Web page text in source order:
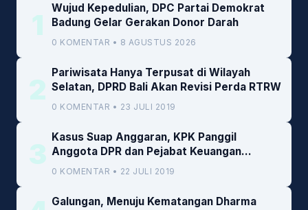
1
Wujud Kepedulian, DPC Partai Demokrat
Badung Gelar Gerakan Donor Darah
0 KOMENTAR • 8 AGUSTUS 2026
2
Pariwisata Hanya Terpusat di Wilayah
Selatan, DPRD Bali Akan Revisi Perda RTRW
0 KOMENTAR • 23 JULI 2019
3
Kasus Suap Anggaran, KPK Panggil
Anggota DPR dan Pejabat Keuangan
Kemenkeu
0 KOMENTAR • 22 JULI 2019
Galungan, Menuju Kematangan Dharma